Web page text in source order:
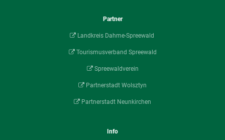
Partner
Landkreis Dahme-Spreewald
Tourismusverband Spreewald
Spreewaldverein
Partnerstadt Wolsztyn
Partnerstadt Neunkirchen
Info